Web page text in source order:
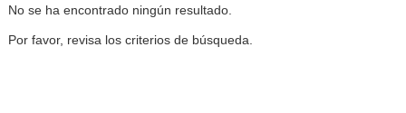
No se ha encontrado ningún resultado.
Por favor, revisa los criterios de búsqueda.